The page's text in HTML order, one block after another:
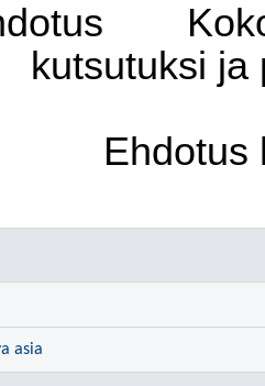
kutsutuksi ja
Ehdotus
asia